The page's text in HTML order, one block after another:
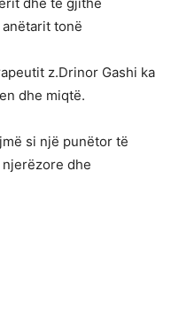
tonë
z.Drinor Gashi ka
dhe miqtë.
si një punëtor të
dhe